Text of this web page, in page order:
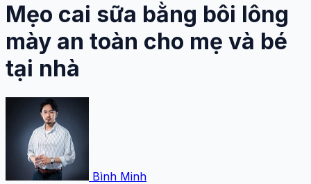
Mẹo cai sữa bằng bôi lông
mày an toàn cho mẹ và bé
tại nhà
Bình Minh